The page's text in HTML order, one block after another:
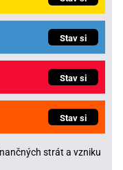
Stav si
Stav si
Stav si
strát a vzniku